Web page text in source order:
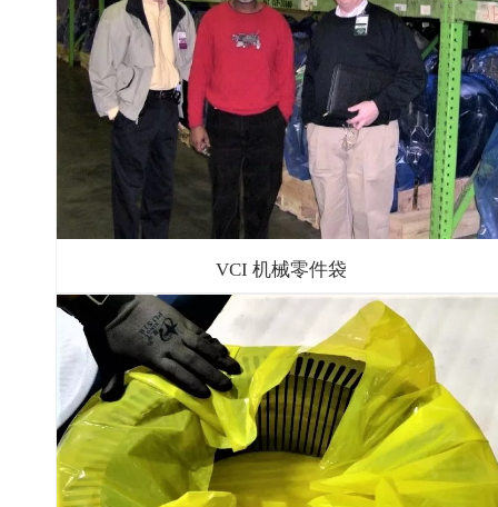
VCI 机械零件袋